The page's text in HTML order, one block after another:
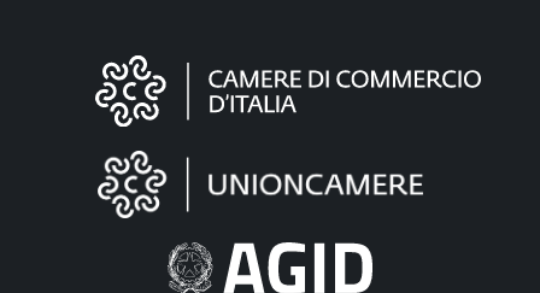
Informazioni
"Fattura
Elettronica"